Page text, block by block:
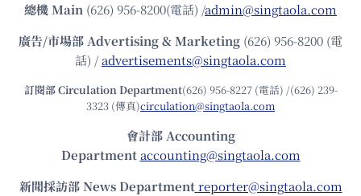
總機Main (626) 956-8200(電話) /admin@singtaola.com
廣告/市場部Advertising & Marketing (626) 956-8200 (電
話) /advertisements@singtaola.com
訂閱部 Circulation Department(626) 956-8227 (電話) /(626) 239-
3323 (傳真)circulation@singtaola.com
會計部 Accounting
Department accounting@singtaola.com
新聞採訪部 News Department reporter@singtaola.com